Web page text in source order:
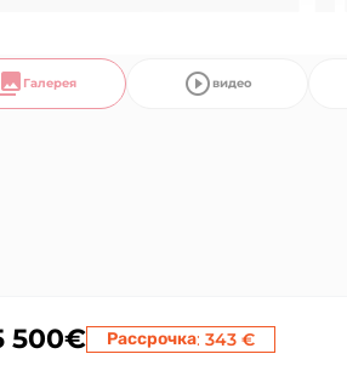
Галерея play_circle_outlineвидео
500€ Рассрочка: 343 €